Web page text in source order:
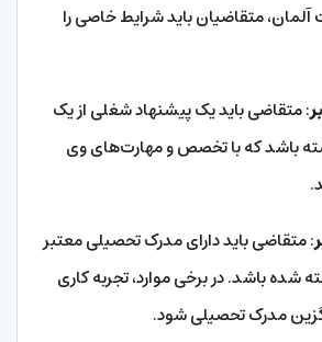
آلمان، متقاضیان باید شرایط خاصی را
: متقاضی باید یک پیشنهاد شغلی از یک
باشد که با تخصص و مهارت‌های وی
: متقاضی باید دارای مدرک تحصیلی معتبر
شده باشد. در برخی موارد، تجربه کاری
مدرک تحصیلی شود.